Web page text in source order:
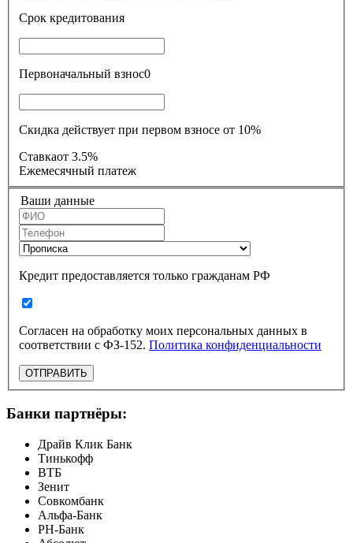
Срок кредитования
Первоначальный взнос0
Скидка действует при первом взносе от 10%
Ставкаот 3.5%
Ежемесячный платеж
Ваши данные
Кредит предоставляется только гражданам РФ
Согласен на обработку моих персональных данных в
соответствии с ФЗ-152. Политика конфиденциальности
ОТПРАВИТЬ
Банки партнёры:
Драйв Клик Банк
Тинькофф
ВТБ
Зенит
Совкомбанк
Альфа-Банк
РН-Банк